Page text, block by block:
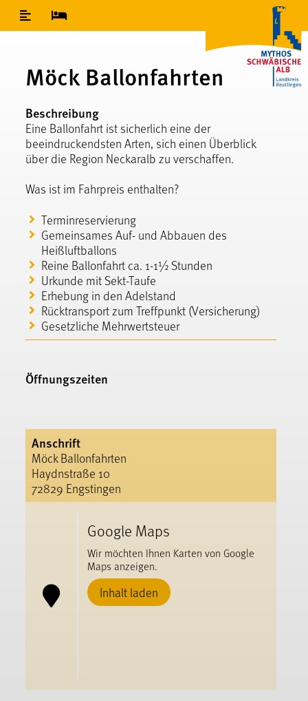
Inhaltsverzeichnis
Möck Ballonfahrten
Beschreibung
Eine Ballonfahrt ist sicherlich eine der
beeindruckendsten Arten, sich einen Überblick
über die Region Neckaralb zu verschaffen.
Was ist im Fahrpreis enthalten?
Terminreservierung
Gemeinsames Auf- und Abbauen des
Heißluftballons
Reine Ballonfahrt ca. 1-1½ Stunden
Urkunde mit Sekt-Taufe
Erhebung in den Adelstand
Rücktransport zum Treffpunkt (Versicherung)
Gesetzliche Mehrwertsteuer
Öffnungszeiten
Anschrift
Möck Ballonfahrten
Haydnstraße 10
72829 Engstingen
Google Maps
Wir möchten Ihnen Karten von Google
Maps anzeigen.
Inhalt laden